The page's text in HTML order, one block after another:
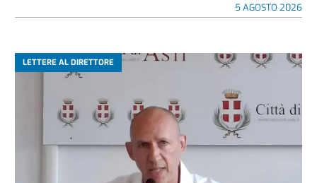
5 AGOSTO 2026
LETTERE AL DIRETTORE